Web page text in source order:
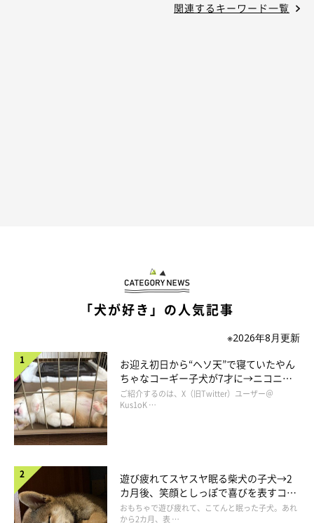
関連するキーワード一覧
「犬が好き」の人気記事
※2026年8月更新
お迎え初日から“ヘソ天”で寝ていたやん
ちゃなコーギー子犬が7才に→ニコニ
コ“コーギースマイル”が魅力のコに成
長！
ご紹介するのは、X（旧Twitter）ユーザー＠
Kus1oK …
遊び疲れてスヤスヤ眠る柴犬の子犬→2
カ月後、笑顔としっぽで喜びを表すコに
成長！
おもちゃで遊び疲れて、こてんと眠った子犬。あれ
から2カ月、表 …